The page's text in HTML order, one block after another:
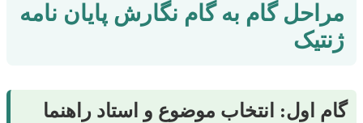
مراحل گام به گام نگارش پایان نامه
ژنتیک
گام اول: انتخاب موضوع و استاد راهنما